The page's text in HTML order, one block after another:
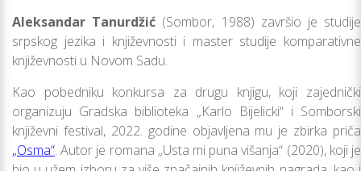
Aleksandar Tanurdžić (Sombor, 1988) završio je studije
srpskog jezika i književnosti i master studije komparativne
književnosti u Novom Sadu.
Kao pobedniku konkursa za drugu knjigu, koji zajednički
organizuju Gradska biblioteka „Karlo Bijelicki“ i Somborski
književni festival, 2022. godine objavlјena mu je zbirka priča
„Osma“. Autor je romana „Usta mi puna višanja“ (2020), koji je